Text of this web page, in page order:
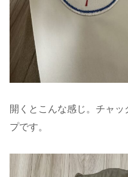
開くとこんな感じ。チャ
プです。